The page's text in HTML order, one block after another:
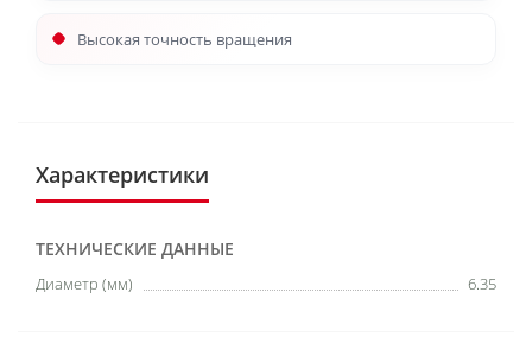
Высокая точность вращения
Характеристики
ТЕХНИЧЕСКИЕ ДАННЫЕ
Диаметр (мм) 6.35